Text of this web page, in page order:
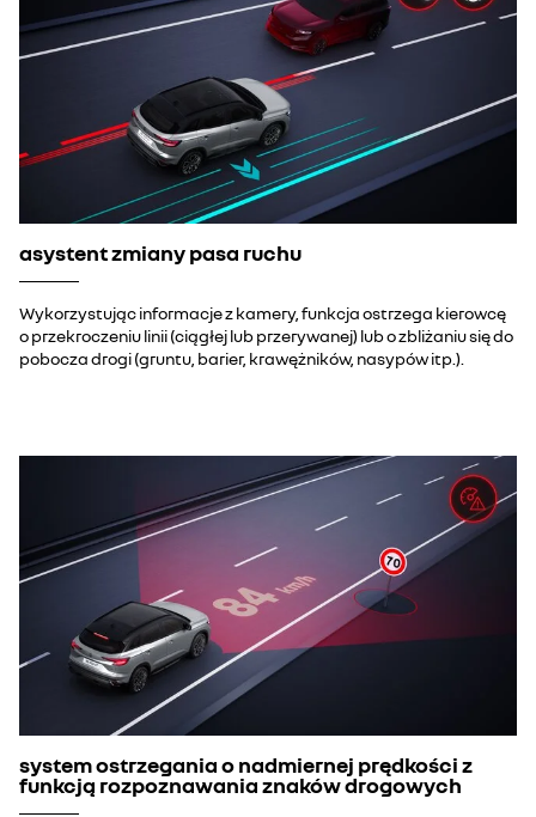
asystent zmiany pasa ruchu
Wykorzystując informacje z kamery, funkcja ostrzega kierowcę
o przekroczeniu linii (ciągłej lub przerywanej) lub o zbliżaniu się do
pobocza drogi (gruntu, barier, krawężników, nasypów itp.).
system ostrzegania o nadmiernej prędkości z
funkcją rozpoznawania znaków drogowych